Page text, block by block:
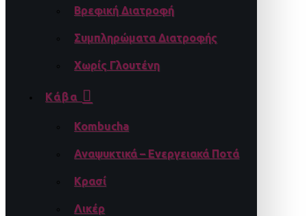
Βρεφική Διατροφή
Συμπληρώματα Διατροφής
Χωρίς Γλουτένη
Κάβα
Kombucha
Αναψυκτικά – Ενεργειακά Ποτά
Κρασί
Λικέρ